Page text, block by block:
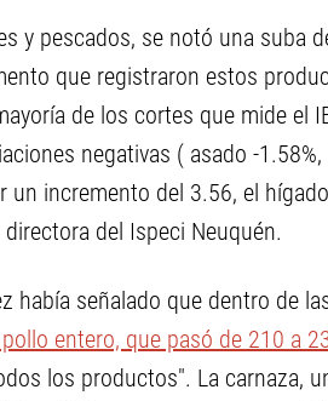
y pescados, se notó una suba
que registraron estos
de los cortes que mide el
negativas ( asado -
un incremento del 3.56, el
del Ispeci Neuquén.
había señalado que dentro de
entero, que pasó de 210 a
los productos". La carnaza,